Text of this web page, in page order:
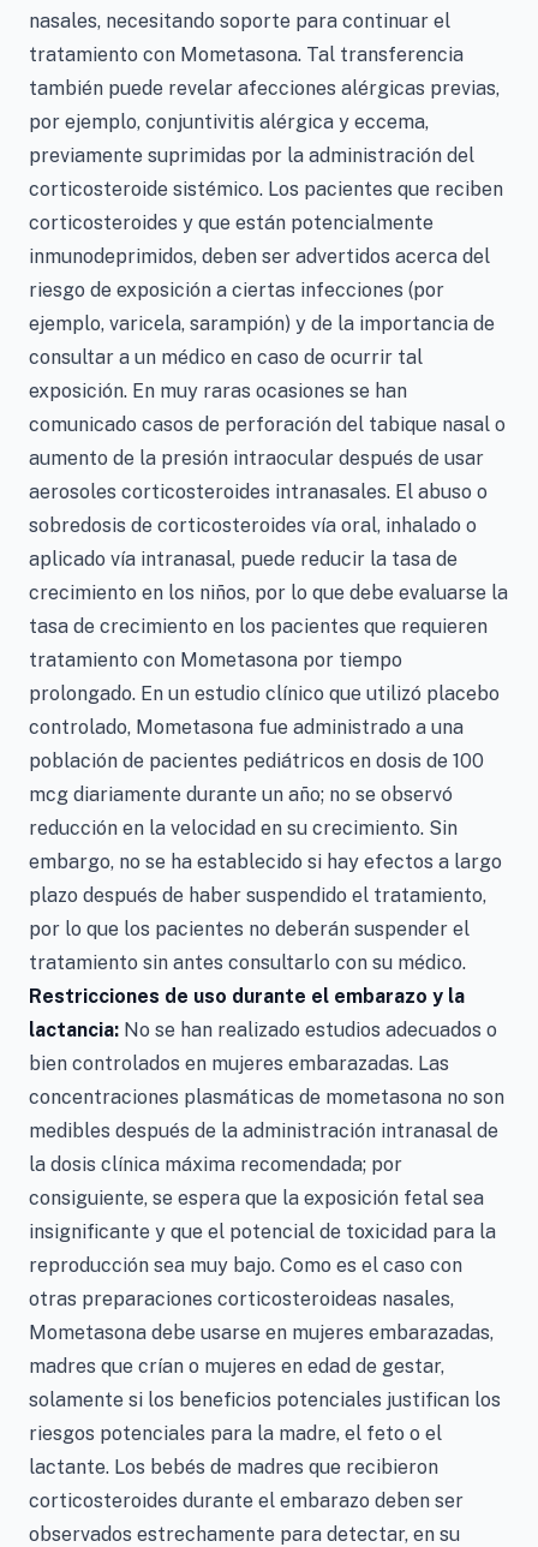
nasales, necesitando soporte para continuar el
tratamiento con Mometasona. Tal transferencia
también puede revelar afecciones alérgicas previas,
por ejemplo, conjuntivitis alérgica y eccema,
previamente suprimidas por la administración del
corticosteroide sistémico. Los pacientes que reciben
corticosteroides y que están potencialmente
inmunodeprimidos, deben ser advertidos acerca del
riesgo de exposición a ciertas infecciones (por
ejemplo, varicela, sarampión) y de la importancia de
consultar a un médico en caso de ocurrir tal
exposición. En muy raras ocasiones se han
comunicado casos de perforación del tabique nasal o
aumento de la presión intraocular después de usar
aerosoles corticosteroides intranasales. El abuso o
sobredosis de corticosteroides vía oral, inhalado o
aplicado vía intranasal, puede reducir la tasa de
crecimiento en los niños, por lo que debe evaluarse la
tasa de crecimiento en los pacientes que requieren
tratamiento con Mometasona por tiempo
prolongado. En un estudio clínico que utilizó placebo
controlado, Mometasona fue administrado a una
población de pacientes pediátricos en dosis de 100
mcg diariamente durante un año; no se observó
reducción en la velocidad en su crecimiento. Sin
embargo, no se ha establecido si hay efectos a largo
plazo después de haber suspendido el tratamiento,
por lo que los pacientes no deberán suspender el
tratamiento sin antes consultarlo con su médico.
Restricciones de uso durante el embarazo y la
lactancia: No se han realizado estudios adecuados o
bien controlados en mujeres embarazadas. Las
concentraciones plasmáticas de mometasona no son
medibles después de la administración intranasal de
la dosis clínica máxima recomendada; por
consiguiente, se espera que la exposición fetal sea
insignificante y que el potencial de toxicidad para la
reproducción sea muy bajo. Como es el caso con
otras preparaciones corticosteroideas nasales,
Mometasona debe usarse en mujeres embarazadas,
madres que crían o mujeres en edad de gestar,
solamente si los beneficios potenciales justifican los
riesgos potenciales para la madre, el feto o el
lactante. Los bebés de madres que recibieron
corticosteroides durante el embarazo deben ser
observados estrechamente para detectar, en su